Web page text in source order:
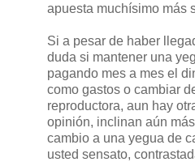
apuesta muchísimo más
Si a pesar de haber
duda si mantener una
pagando mes a mes el
como gastos o cambiar
reproductora, aun hay
opinión, inclinan aún
cambio a una yegua de
usted sensato,